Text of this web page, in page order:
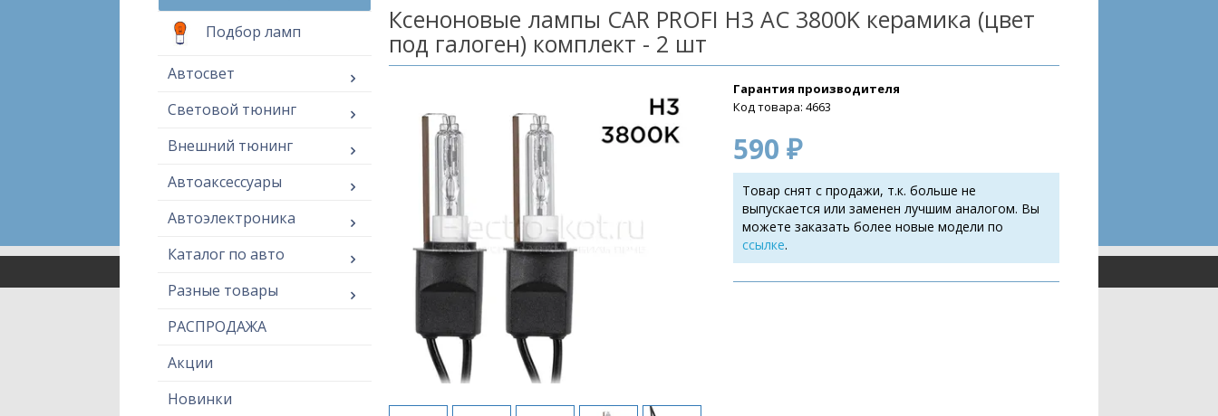
Подбор ламп
Автосвет
Световой тюнинг
Внешний тюнинг
Автоаксессуары
Автоэлектроника
Каталог по авто
Разные товары
РАСПРОДАЖА
Акции
Новинки
Ксеноновые лампы CAR PROFI H3 AC 3800K керамика (цвет
под галоген) комплект - 2 шт
Гарантия производителя
Код товара: 4663
590 ₽
Товар снят с продажи, т.к. больше не
выпускается или заменен лучшим аналогом. Вы
можете заказать более новые модели по
ссылке.